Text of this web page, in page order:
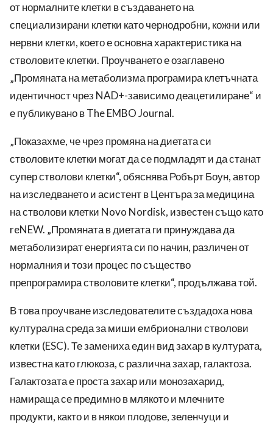
от нормалните клетки в създаването на
специализирани клетки като чернодробни, кожни или
нервни клетки, което е основна характеристика на
стволовите клетки. Проучването е озаглавено
„Промяната на метаболизма програмира клетъчната
идентичност чрез NAD+-зависимо деацетилиране“ и
е публикувано в The EMBO Journal.
„Показахме, че чрез промяна на диетата си
стволовите клетки могат да се подмладят и да станат
супер стволови клетки“, обяснява Робърт Боун, автор
на изследването и асистент в Центъра за медицина
на стволови клетки Novo Nordisk, известен също като
reNEW. „Промяната в диетата ги принуждава да
метаболизират енергията си по начин, различен от
нормалния и този процес по същество
препрограмира стволовите клетки“, продължава той.
В това проучване изследователите създадоха нова
културална среда за миши ембрионални стволови
клетки (ESC). Те замениха един вид захар в културата,
известна като глюкоза, с различна захар, галактоза.
Галактозата е проста захар или монозахарид,
намираща се предимно в млякото и млечните
продукти, както и в някои плодове, зеленчуци и